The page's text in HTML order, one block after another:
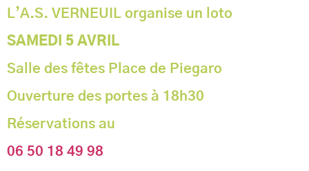
L’A.S. VERNEUIL organise un loto
SAMEDI 5 AVRIL
Salle des fêtes Place de Piegaro
Ouverture des portes à 18h30
Réservations au
06 50 18 49 98